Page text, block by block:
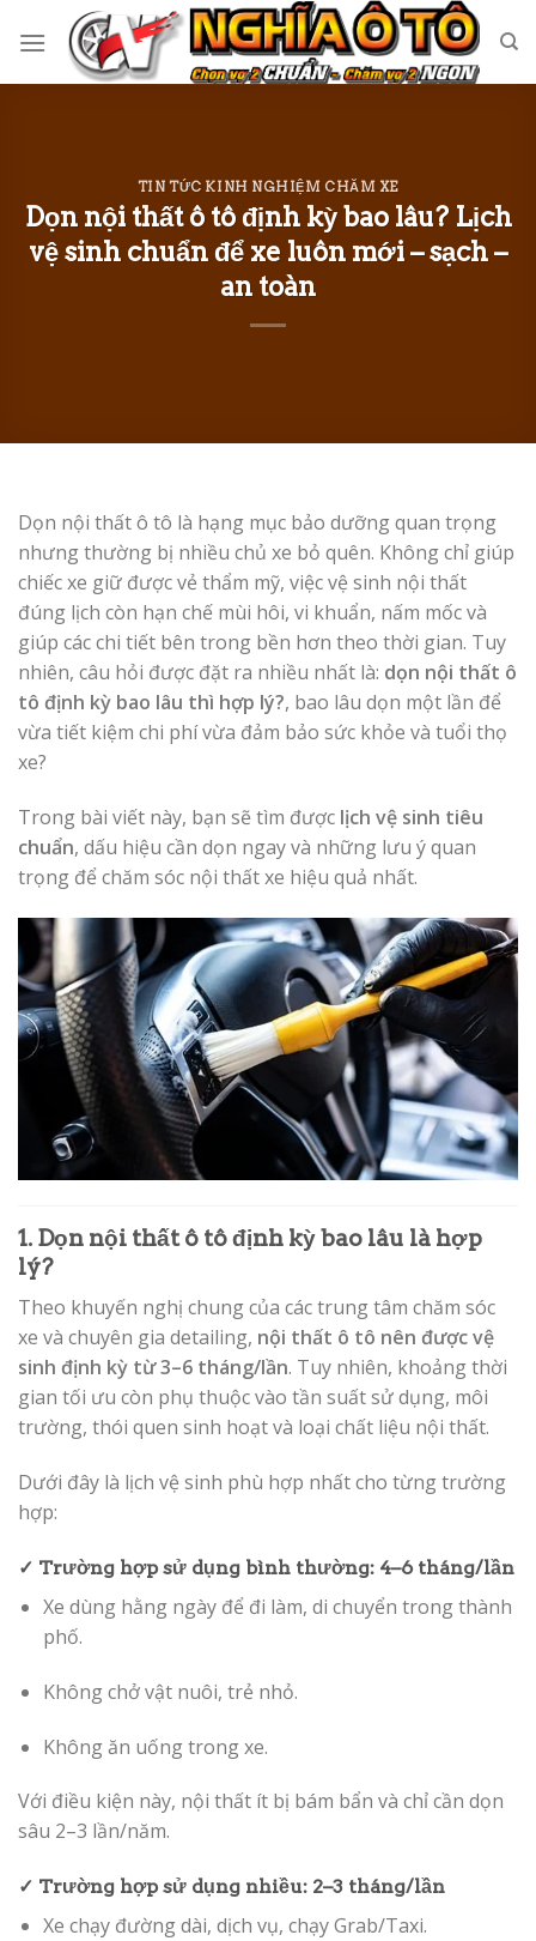
TIN TỨC KINH NGHIỆM CHĂM XE
Dọn nội thất ô tô định kỳ bao lâu? Lịch
vệ sinh chuẩn để xe luôn mới – sạch –
an toàn
Dọn nội thất ô tô là hạng mục bảo dưỡng quan trọng
nhưng thường bị nhiều chủ xe bỏ quên. Không chỉ giúp
chiếc xe giữ được vẻ thẩm mỹ, việc vệ sinh nội thất
đúng lịch còn hạn chế mùi hôi, vi khuẩn, nấm mốc và
giúp các chi tiết bên trong bền hơn theo thời gian. Tuy
nhiên, câu hỏi được đặt ra nhiều nhất là: dọn nội thất ô
tô định kỳ bao lâu thì hợp lý?, bao lâu dọn một lần để
vừa tiết kiệm chi phí vừa đảm bảo sức khỏe và tuổi thọ
xe?
Trong bài viết này, bạn sẽ tìm được lịch vệ sinh tiêu
chuẩn, dấu hiệu cần dọn ngay và những lưu ý quan
trọng để chăm sóc nội thất xe hiệu quả nhất.
1. Dọn nội thất ô tô định kỳ bao lâu là hợp
lý?
Theo khuyến nghị chung của các trung tâm chăm sóc
xe và chuyên gia detailing, nội thất ô tô nên được vệ
sinh định kỳ từ 3–6 tháng/lần. Tuy nhiên, khoảng thời
gian tối ưu còn phụ thuộc vào tần suất sử dụng, môi
trường, thói quen sinh hoạt và loại chất liệu nội thất.
Dưới đây là lịch vệ sinh phù hợp nhất cho từng trường
hợp:
✓ Trường hợp sử dụng bình thường: 4–6 tháng/lần
Xe dùng hằng ngày để đi làm, di chuyển trong thành
phố.
Không chở vật nuôi, trẻ nhỏ.
Không ăn uống trong xe.
Với điều kiện này, nội thất ít bị bám bẩn và chỉ cần dọn
sâu 2–3 lần/năm.
✓ Trường hợp sử dụng nhiều: 2–3 tháng/lần
Xe chạy đường dài, dịch vụ, chạy Grab/Taxi.